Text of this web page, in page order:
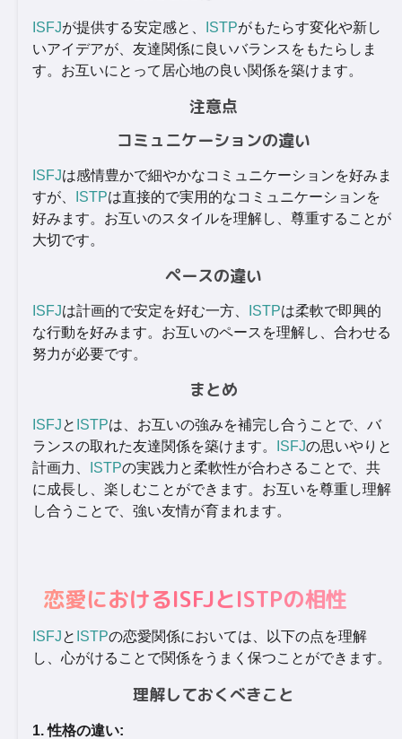
ISFJが提供する安定感と、 ISTPがもたらす変化や新し
いアイデアが、友達関係に良いバランスをもたらしま
す。お互いにとって居心地の良い関係を築けます。
注意点
コミュニケーションの違い
ISFJは感情豊かで細やかなコミュニケーションを好みま
すが、
ISTPは直接的で実用的なコミュニケーションを
好みます。お互いのスタイルを理解し、尊重することが
大切です。
ペースの違い
ISFJは計画的で安定を好む一方、 ISTPは柔軟で即興的
な行動を好みます。お互いのペースを理解し、合わせる
努力が必要です。
まとめ
ISFJと ISTPは、お互いの強みを補完し合うことで、バ
ランスの取れた友達関係を築けます。
ISFJの思いやりと
計画力、
ISTPの実践力と柔軟性が合わさることで、共
に成長し、楽しむことができます。お互いを尊重し理解
し合うことで、強い友情が育まれます。
恋愛におけるISFJとISTPの相性
ISFJと ISTPの恋愛関係においては、以下の点を理解
し、心がけることで関係をうまく保つことができます。
理解しておくべきこと
1. 性格の違い: